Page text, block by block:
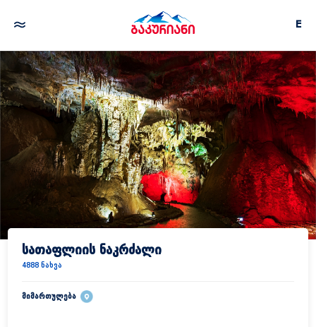
E
სათაფლიის ნაკრძალი
4888 ნახვა
მიმართულება